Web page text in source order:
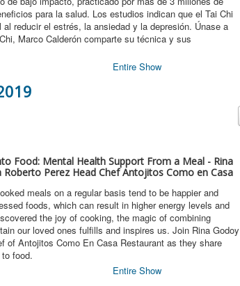
para la salud. Los estudios indican que el Tai Chi
reducir el estrés, la ansiedad y la depresión. Únase a
Marco Calderón comparte su técnica y sus
Entire Show
Food: Mental Health Support From a Meal - Rina
Perez Head Chef Antojitos Como en Casa
meals on a regular basis tend to be happier and
foods, which can result in higher energy levels and
the joy of cooking, the magic of combining
our loved ones fulfills and inspires us. Join Rina Godoy
of Antojitos Como En Casa Restaurant as they share
food.
Entire Show